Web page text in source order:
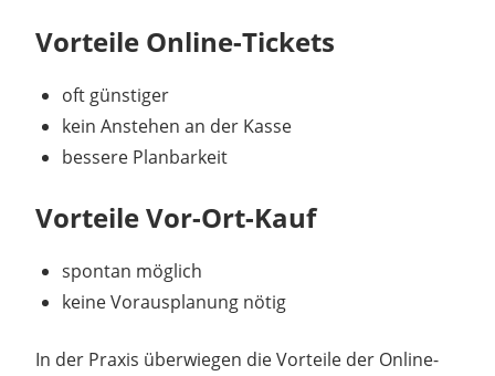
Vorteile Online-Tickets
oft günstiger
kein Anstehen an der Kasse
bessere Planbarkeit
Vorteile Vor-Ort-Kauf
spontan möglich
keine Vorausplanung nötig
In der Praxis überwiegen die Vorteile der Online-